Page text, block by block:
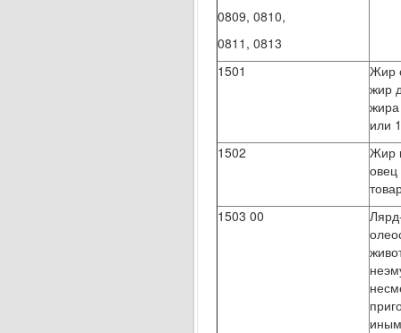
0809, 0810,
0811, 0813
1501
Жир
жир
или
1502
Жир
1503 00